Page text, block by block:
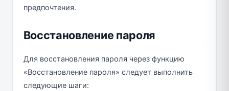
предпочтения.
Восстановление пароля
Для восстановления пароля через функцию
«Восстановление пароля» следует выполнить
следующие шаги: